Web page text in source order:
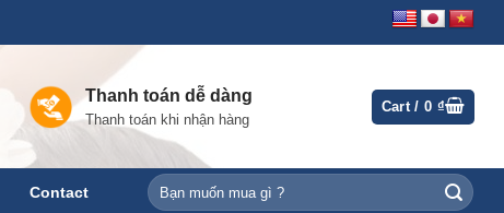
Thanh toán dễ dàng
Thanh toán khi nhận hàng
Cart /0₫
Contact
Search
for: